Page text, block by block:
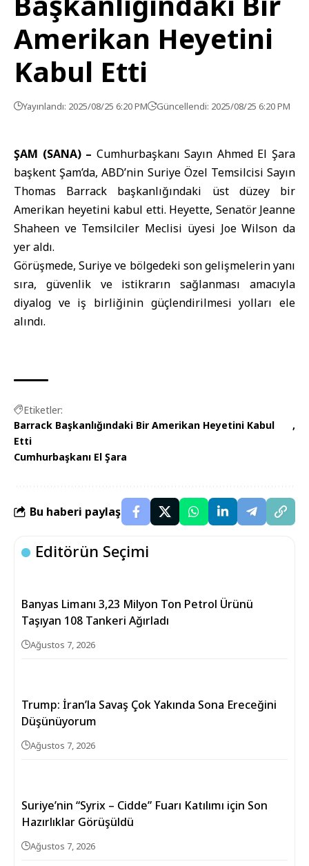
Amerikan Heyetini
Kabul Etti
Yayınlandı: 2025/08/25 6:20 PM Güncellendi: 2025/08/25 6:20 PM
ŞAM (SANA) – Cumhurbaşkanı Sayın Ahmed El Şara
başkent Şam’da, ABD’nin Suriye Özel Temsilcisi Sayın
Thomas Barrack başkanlığındaki üst düzey bir
Amerikan heyetini kabul etti. Heyette, Senatör Jeanne
Shaheen ve Temsilciler Meclisi üyesi Joe Wilson da
yer aldı.
Görüşmede, Suriye ve bölgedeki son gelişmelerin yanı
sıra, güvenlik ve istikrarın sağlanması amacıyla
diyalog ve iş birliğinin güçlendirilmesi yolları ele
alındı.
Etiketler:
Barrack Başkanlığındaki Bir Amerikan Heyetini Kabul
Etti
Cumhurbaşkanı El Şara
Bu haberi paylaş
Editörün Seçimi
Banyas Limanı 3,23 Milyon Ton Petrol Ürünü
Taşıyan 108 Tankeri Ağırladı
Ağustos 7, 2026
Trump: İran’la Savaş Çok Yakında Sona Ereceğini
Düşünüyorum
Ağustos 7, 2026
Suriye’nin “Syrix – Cidde” Fuarı Katılımı için Son
Hazırlıklar Görüşüldü
Ağustos 7, 2026